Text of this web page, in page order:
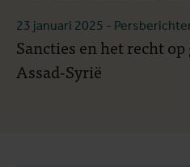
23 januari 2025 -
Sancties en het recht
Assad-Syrië